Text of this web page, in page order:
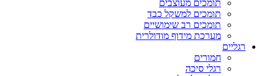
תומכים מעוצבים
תומכים למשקל כבד
תומכים רב שימושיים
מערכת מידוף מודולרית
רגליים
חמורים
רגלי סיכה